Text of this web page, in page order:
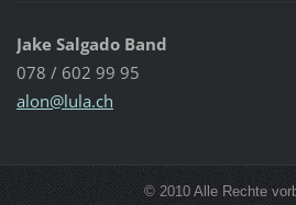
Jake Salgado Band
078 / 602 99 95
alon@lula.ch
© 2010 Alle Rechte